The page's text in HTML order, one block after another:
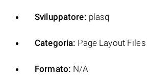
Sviluppatore: plasq
Categoria: Page Layout Files
Formato: N/A